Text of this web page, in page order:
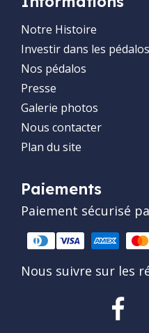
Notre Histoire
Investir dans les pédalos
Nos pédalos
Presse
Galerie photos
Nous contacter
Plan du site
Paiements
Paiement sécurisé
Nous